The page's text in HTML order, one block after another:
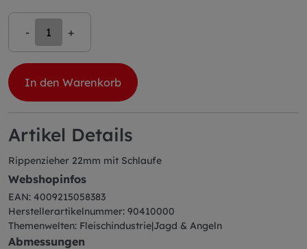
- +
In den Warenkorb
Artikel Details
Rippenzieher 22mm mit Schlaufe
Webshopinfos
EAN: 4009215058383
Herstellerartikelnummer: 90410000
Themenwelten: Fleischindustrie|Jagd & Angeln
Abmessungen